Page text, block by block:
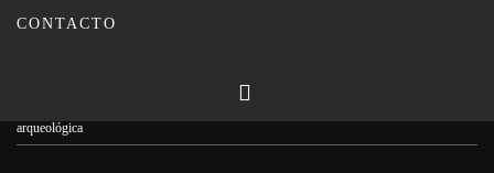
CONTACTO
arqueológica